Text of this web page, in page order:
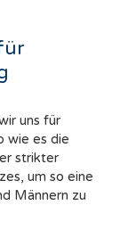
uns für
wie es die
strikter
um so eine
Männern zu